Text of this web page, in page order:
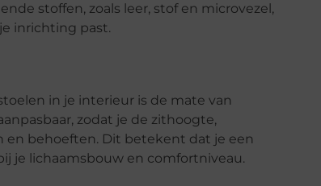
stoffen, zoals leer, stof en microvezel,
inrichting past.
in je interieur is de mate van
zodat je de zithoogte,
behoeften. Dit betekent dat je een
je lichaamsbouw en comfortniveau.